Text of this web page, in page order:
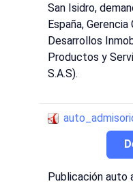
San Isidro,
España,
Desarrollos
Productos y
S.A.S).
Publicación auto